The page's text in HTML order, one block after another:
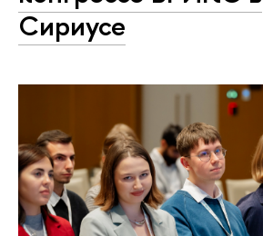
Сириусе